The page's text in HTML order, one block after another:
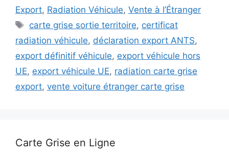
Export, Radiation Véhicule, Vente à l’Étranger
Étiquettes
carte grise sortie territoire, certificat
radiation véhicule, déclaration export ANTS,
export définitif véhicule, export véhicule hors
UE, export véhicule UE, radiation carte grise
export, vente voiture étranger carte grise
Carte Grise en Ligne